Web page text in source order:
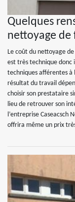
Quelques
nettoyage de
Le coût du nettoyage
est très technique
techniques afférentes à
résultat du travail
choisir son prestataire
lieu de retrouver son
l’entreprise Caseacsch
offrira même un prix